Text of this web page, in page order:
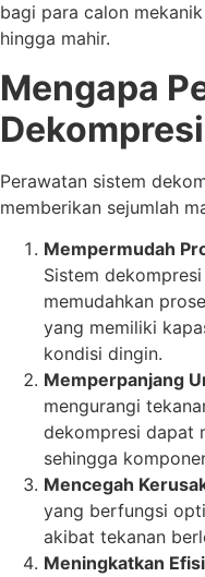
bagi para calon
hingga mahir.
Mengapa
Perawatan sistem
memberikan sejumlah
Mempermudah
Sistem
memudahkan
yang memiliki
kondisi dingin.
Memperpanjang
mengurangi
dekompresi dapat
sehingga
Mencegah
yang berfungsi
akibat tekanan
Meningkatkan